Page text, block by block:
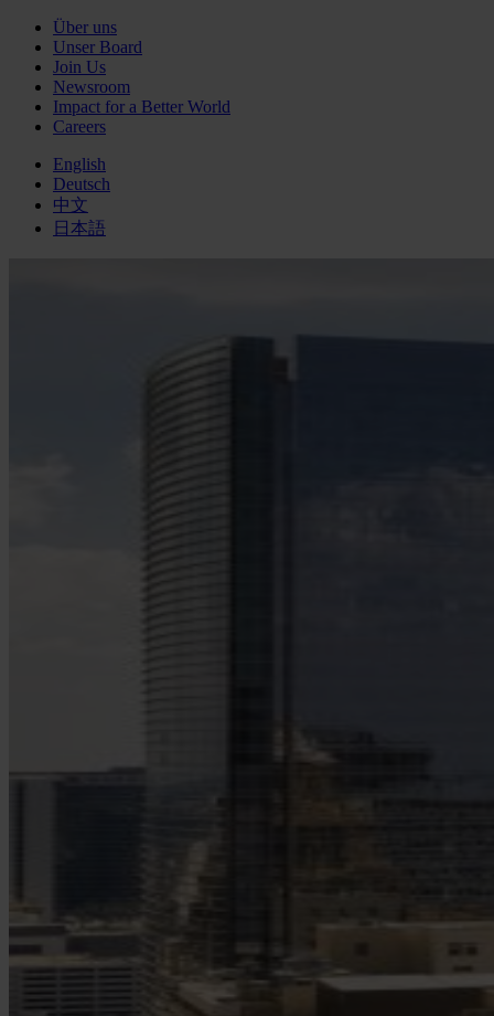
Über uns
Unser Board
Join Us
Newsroom
Impact for a Better World
Careers
English
Deutsch
中文
日本語